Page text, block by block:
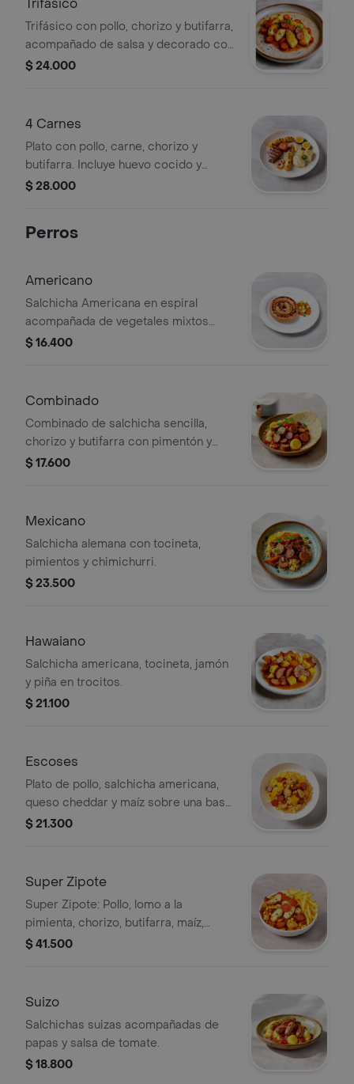
Trifasico
Trifásico con pollo, chorizo y butifarra,
acompañado de salsa y decorado con
hierbas frescas.
$ 24.000
4 Carnes
Plato con pollo, carne, chorizo y
butifarra. Incluye huevo cocido y
papas.
$ 28.000
Perros
Americano
Salchicha Americana en espiral
acompañada de vegetales mixtos
como zanahoria, papa y cebolla.
$ 16.400
Combinado
Combinado de salchicha sencilla,
chorizo y butifarra con pimentón y
cebolla.
$ 17.600
Mexicano
Salchicha alemana con tocineta,
pimientos y chimichurri.
$ 23.500
Hawaiano
Salchicha americana, tocineta, jamón
y piña en trocitos.
$ 21.100
Escoses
Plato de pollo, salchicha americana,
queso cheddar y maíz sobre una base
de pasta.
$ 21.300
Super Zipote
Super Zipote: Pollo, lomo a la
pimienta, chorizo, butifarra, maíz,
tocineta, mozzarella derretida,
$ 41.500
Suizo
Salchichas suizas acompañadas de
papas y salsa de tomate.
$ 18.800